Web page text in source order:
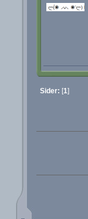
Sider: [1]